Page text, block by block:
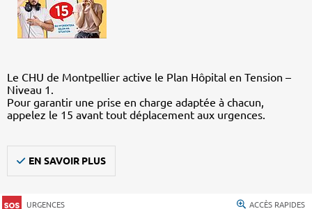
Le CHU de Montpellier active le Plan Hôpital en Tension –
Niveau 1.
Pour garantir une prise en charge adaptée à chacun,
appelez le 15 avant tout déplacement aux urgences.
EN SAVOIR PLUS
URGENCES ACCÈS RAPIDES